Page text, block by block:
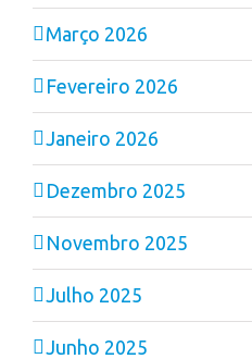
Março 2026
Fevereiro 2026
Janeiro 2026
Dezembro 2025
Novembro 2025
Julho 2025
Junho 2025